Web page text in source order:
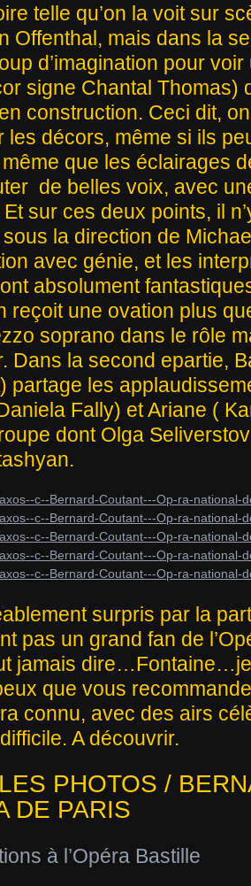
telle qu’on la voit sur
Offenthal, mais dans la
d’imagination pour
signe Chantal Thomas)
construction. Ceci dit,
les décors, même si ils
que les éclairages
de belles voix, avec
Et sur ces deux points, il
sous la direction de
avec génie, et les
absolument
reçoit une ovation plus
soprano dans le rôle
Dans la second epartie,
partage les
Fally) et Ariane (
dont Olga
surpris par la
pas un grand fan de
jamais
que vous
connu, avec des airs
A découvrir.
PHOTOS /
DE PARIS
à l’Opéra Bastille